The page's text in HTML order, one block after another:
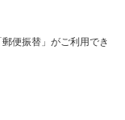
便振替」がご利用でき